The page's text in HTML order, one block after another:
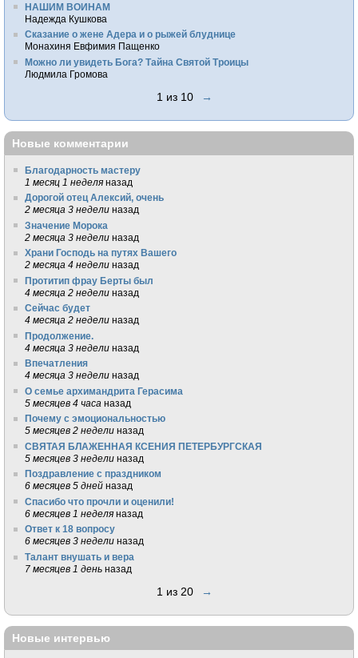
НАШИМ ВОИНАМ
Надежда Кушкова
Сказание о жене Адера и о рыжей блуднице
Монахиня Евфимия Пащенко
Можно ли увидеть Бога? Тайна Святой Троицы
Людмила Громова
1 из 10 →
Новые комментарии
Благодарность мастеру
1 месяц 1 неделя назад
Дорогой отец Алексий, очень
2 месяца 3 недели назад
Значение Морока
2 месяца 3 недели назад
Храни Господь на путях Вашего
2 месяца 4 недели назад
Протитип фрау Берты был
4 месяца 2 недели назад
Сейчас будет
4 месяца 2 недели назад
Продолжение.
4 месяца 3 недели назад
Впечатления
4 месяца 3 недели назад
О семье архимандрита Герасима
5 месяцев 4 часа назад
Почему с эмоциональностью
5 месяцев 2 недели назад
СВЯТАЯ БЛАЖЕННАЯ КСЕНИЯ ПЕТЕРБУРГСКАЯ
5 месяцев 3 недели назад
Поздравление с праздником
6 месяцев 5 дней назад
Спасибо что прочли и оценили!
6 месяцев 1 неделя назад
Ответ к 18 вопросу
6 месяцев 3 недели назад
Талант внушать и вера
7 месяцев 1 день назад
1 из 20 →
Новые интервью